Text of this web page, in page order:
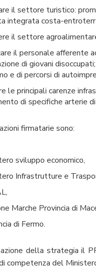
il settore turistico:
integrata costa-
il settore
il personale afferente
di giovani
e di percorsi di
le principali carenze
di specifiche arterie
firmatarie sono:
sviluppo economico,
Infrastrutture e
Marche Provincia di
di Fermo.
della strategia il
competenza del